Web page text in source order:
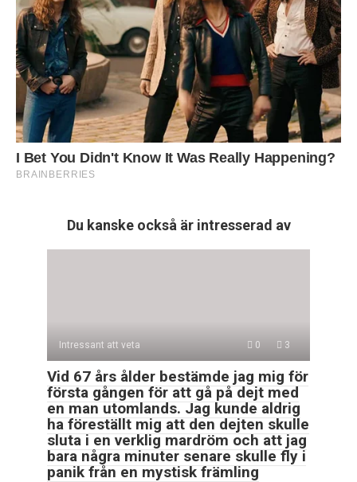
Du kanske också är intresserad av
Intressant att veta 0 3
Vid 67 års ålder bestämde jag mig för
första gången för att gå på dejt med
en man utomlands. Jag kunde aldrig
ha föreställt mig att den dejten skulle
sluta i en verklig mardröm och att jag
bara några minuter senare skulle fly i
panik från en mystisk främling